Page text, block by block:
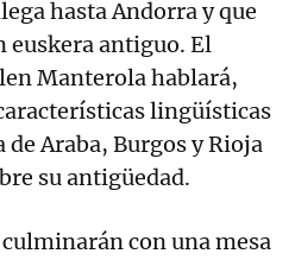
hasta Andorra y que
euskera antiguo. El
Manterola hablará,
lingüísticas
Araba, Burgos y Rioja
su antigüedad.
con una mesa